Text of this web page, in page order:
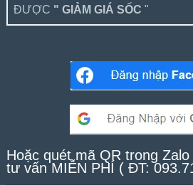
ĐƯỢC " GIẢM GIÁ SỐC "
Hoặc quét mã QR trong
tư vấn MIỄN PHÍ ( ĐT: